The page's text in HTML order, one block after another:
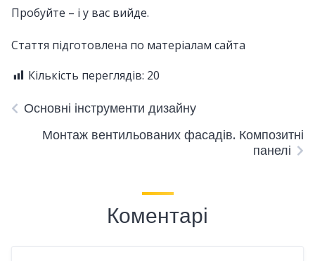
Пробуйте – і у вас вийде.
Стаття підготовлена по матеріалам сайта
Кількість переглядів: 20
Основні інструменти дизайну
Монтаж вентильованих фасадів. Композитні
панелі
Коментарі